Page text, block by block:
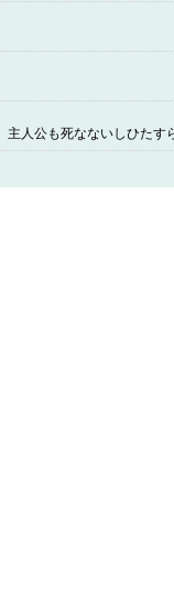
人公も死なないしひたす